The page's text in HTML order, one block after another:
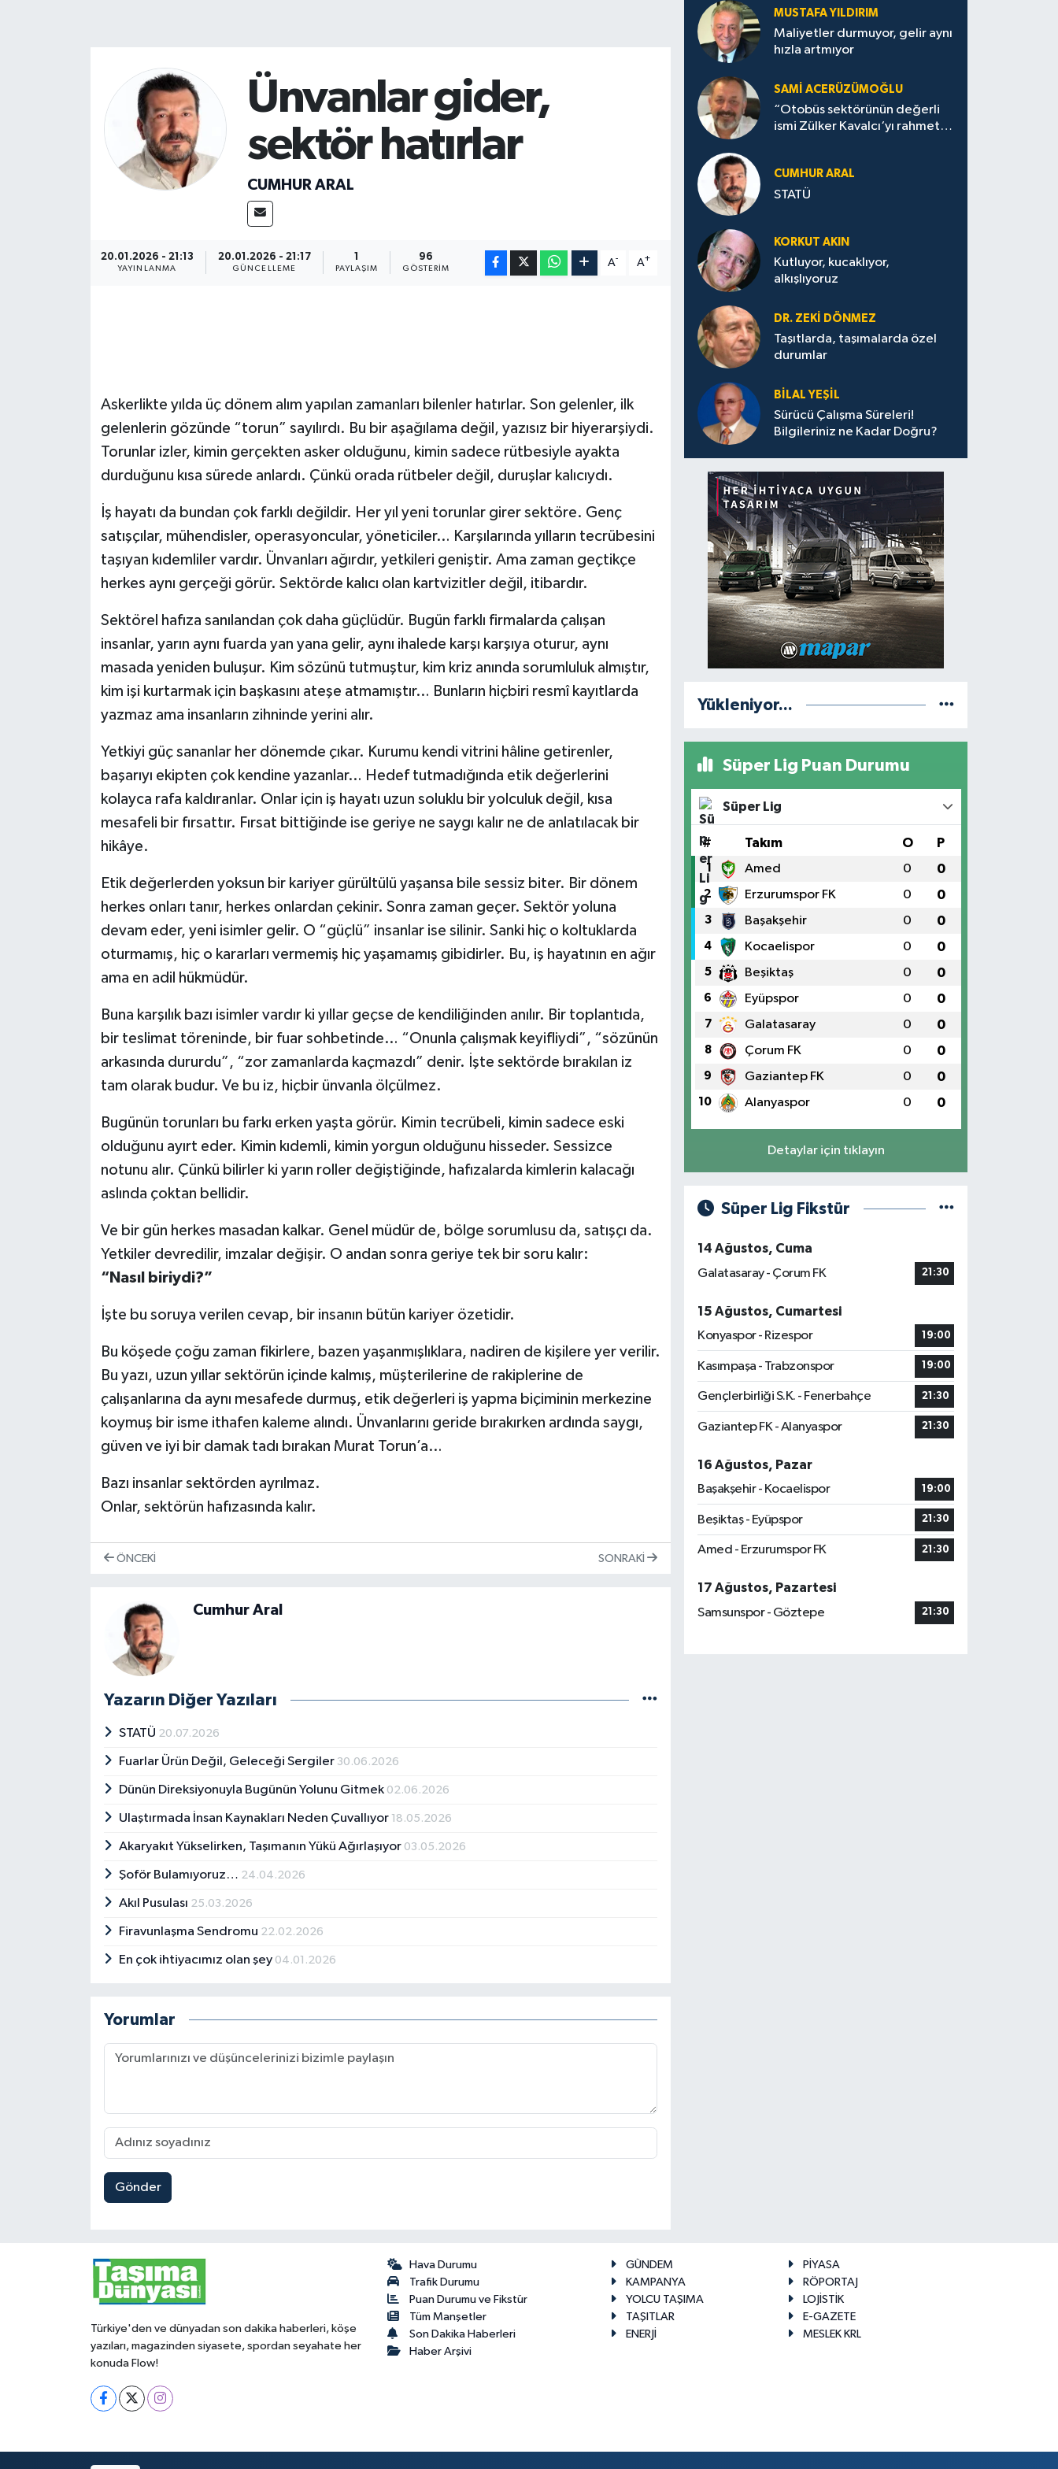
Ünvanlar gider,
sektör hatırlar
CUMHUR ARAL
20.01.2026 - 21:13
YAYINLANMA
20.01.2026 - 21:17
GÜNCELLEME PAYLAŞIM
96
GÖSTERIM
A- A+
Askerlikte yılda üç dönem alım yapılan zamanları bilenler hatırlar. Son gelenler, ilk
gelenlerin gözünde “torun” sayılırdı. Bu bir aşağılama değil, yazısız bir hiyerarşiydi.
Torunlar izler, kimin gerçekten asker olduğunu, kimin sadece rütbesiyle ayakta
durduğunu kısa sürede anlardı. Çünkü orada rütbeler değil, duruşlar kalıcıydı.
İş hayatı da bundan çok farklı değildir. Her yıl yeni torunlar girer sektöre. Genç
satışçılar, mühendisler, operasyoncular, yöneticiler… Karşılarında yılların tecrübesini
taşıyan kıdemliler vardır. Ünvanları ağırdır, yetkileri geniştir. Ama zaman geçtikçe
herkes aynı gerçeği görür. Sektörde kalıcı olan kartvizitler değil, itibardır.
Sektörel hafıza sanılandan çok daha güçlüdür. Bugün farklı firmalarda çalışan
insanlar, yarın aynı fuarda yan yana gelir, aynı ihalede karşı karşıya oturur, aynı
masada yeniden buluşur. Kim sözünü tutmuştur, kim kriz anında sorumluluk almıştır,
kim işi kurtarmak için başkasını ateşe atmamıştır… Bunların hiçbiri resmî kayıtlarda
yazmaz ama insanların zihninde yerini alır.
Yetkiyi güç sananlar her dönemde çıkar. Kurumu kendi vitrini hâline getirenler,
başarıyı ekipten çok kendine yazanlar… Hedef tutmadığında etik değerlerini
kolayca rafa kaldıranlar. Onlar için iş hayatı uzun soluklu bir yolculuk değil, kısa
mesafeli bir fırsattır. Fırsat bittiğinde ise geriye ne saygı kalır ne de anlatılacak bir
hikâye.
Etik değerlerden yoksun bir kariyer gürültülü yaşansa bile sessiz biter. Bir dönem
herkes onları tanır, herkes onlardan çekinir. Sonra zaman geçer. Sektör yoluna
devam eder, yeni isimler gelir. O “güçlü” insanlar ise silinir. Sanki hiç o koltuklarda
oturmamış, hiç o kararları vermemiş hiç yaşamamış gibidirler. Bu, iş hayatının en ağır
ama en adil hükmüdür.
Buna karşılık bazı isimler vardır ki yıllar geçse de kendiliğinden anılır. Bir toplantıda,
bir teslimat töreninde, bir fuar sohbetinde… “Onunla çalışmak keyifliydi”, “sözünün
arkasında dururdu”, “zor zamanlarda kaçmazdı” denir. İşte sektörde bırakılan iz
tam olarak budur. Ve bu iz, hiçbir ünvanla ölçülmez.
Bugünün torunları bu farkı erken yaşta görür. Kimin tecrübeli, kimin sadece eski
olduğunu ayırt eder. Kimin kıdemli, kimin yorgun olduğunu hisseder. Sessizce
notunu alır. Çünkü bilirler ki yarın roller değiştiğinde, hafızalarda kimlerin kalacağı
aslında çoktan bellidir.
Ve bir gün herkes masadan kalkar. Genel müdür de, bölge sorumlusu da, satışçı da.
Yetkiler devredilir, imzalar değişir. O andan sonra geriye tek bir soru kalır:
“Nasıl biriydi?”
İşte bu soruya verilen cevap, bir insanın bütün kariyer özetidir.
Bu köşede çoğu zaman fikirlere, bazen yaşanmışlıklara, nadiren de kişilere yer verilir.
Bu yazı, uzun yıllar sektörün içinde kalmış, müşterilerine de rakiplerine de
çalışanlarına da aynı mesafede durmuş, etik değerleri iş yapma biçiminin merkezine
koymuş bir isme ithafen kaleme alındı. Ünvanlarını geride bırakırken ardında saygı,
güven ve iyi bir damak tadı bırakan Murat Torun’a…
Bazı insanlar sektörden ayrılmaz.
Onlar, sektörün hafızasında kalır.
ÖNCEKI SONRAKI
Cumhur Aral
Yazarın Diğer Yazıları
STATÜ 20.07.2026
Fuarlar Ürün Değil, Geleceği Sergiler 30.06.2026
Dünün Direksiyonuyla Bugünün Yolunu Gitmek 02.06.2026
Ulaştırmada İnsan Kaynakları Neden Çuvallıyor 18.05.2026
Akaryakıt Yükselirken, Taşımanın Yükü Ağırlaşıyor 03.05.2026
Şoför Bulamıyoruz… 24.04.2026
Akıl Pusulası 25.03.2026
Firavunlaşma Sendromu 22.02.2026
En çok ihtiyacımız olan şey 04.01.2026
Yorumlar
Gönder
MUSTAFA YILDIRIM
Maliyetler durmuyor, gelir aynı
hızla artmıyor
SAMI ACERÜZÜMOĞLU
“Otobüs sektörünün değerli
ismi Zülker Kavalcı‘yı rahmetle
CUMHUR ARAL
STATÜ
KORKUT AKIN
Kutluyor, kucaklıyor,
alkışlıyoruz
DR. ZEKI DÖNMEZ
Taşıtlarda, taşımalarda özel
durumlar
BILAL YEŞIL
Sürücü Çalışma Süreleri!
Bilgileriniz ne Kadar Doğru?
Yükleniyor...
Süper Lig Puan Durumu
Süper Lig
# Takım O P
1 Amed 0 0
2 Erzurumspor FK 0 0
3 Başakşehir 0 0
4 Kocaelispor 0 0
5 Beşiktaş 0 0
6 Eyüpspor 0 0
7 Galatasaray 0 0
8 Çorum FK 0 0
9 Gaziantep FK 0 0
10 Alanyaspor 0 0
Detaylar için tıklayın
Süper Lig Fikstür
14 Ağustos, Cuma
Galatasaray - Çorum FK
21:30
15 Ağustos, Cumartesi
Konyaspor - Rizespor
19:00
Kasımpaşa - Trabzonspor 19:00
Gençlerbirliği S.K. - Fenerbahçe 21:30
Gaziantep FK - Alanyaspor 21:30
16 Ağustos, Pazar
Başakşehir - Kocaelispor
19:00
Beşiktaş - Eyüpspor 21:30
Amed - Erzurumspor FK 21:30
17 Ağustos, Pazartesi
Samsunspor - Göztepe
21:30
Türkiye'den ve dünyadan son dakika haberleri, köşe
yazıları, magazinden siyasete, spordan seyahate her
konuda Flow!
Hava Durumu
Trafik Durumu
Puan Durumu ve Fikstür
Tüm Manşetler
Son Dakika Haberleri
Haber Arşivi
GÜNDEM
PİYASA
KAMPANYA
RÖPORTAJ
YOLCU TAŞIMA
LOJİSTİK
TAŞITLAR
E-GAZETE
ENERJİ
MESLEK KRL